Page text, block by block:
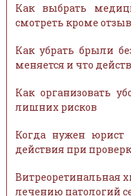
Как выбрать
смотреть кроме
Как убрать брыли
меняется и что
Как организовать
лишних рисков
Когда нужен
действия при
Витреоретинальная
лечению патологий